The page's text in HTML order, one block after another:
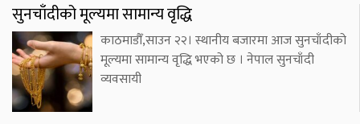
सुनचाँदीको मूल्यमा सामान्य वृद्धि
काठमाडौँ,साउन २२। स्थानीय बजारमा आज सुनचाँदीको
मूल्यमा सामान्य वृद्धि भएको छ । नेपाल सुनचाँदी
व्यवसायी